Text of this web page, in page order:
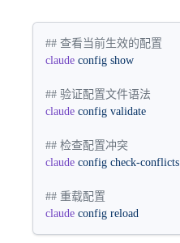
## 查看当前生效的配置
claude config show
## 验证配置文件语法
claude config validate
## 检查配置冲突
claude config check-conflicts
## 重载配置
claude config reload